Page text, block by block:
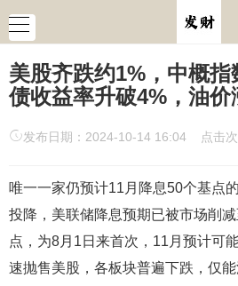
美股齐跌约1%，中概
债收益率升破4%，油价
发布日期：2024-10-14 16:04 点击
唯一一家仍预计11月降息50个基点
投降，美联储降息预期已被市场削
点，为8月1日来首次，11月预计可
速抛售美股，各板块普遍下跌，仅